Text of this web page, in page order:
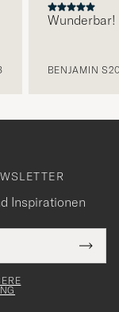
Wunderbar!
BENJAMIN S
Inspirationen